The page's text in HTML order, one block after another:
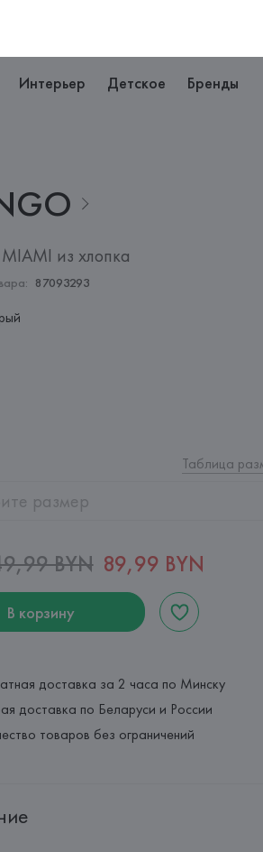
Интерьер Детское Бренды
из хлопка
87093293
Таблица
размер
BYN 89,99 BYN
В корзину
доставка за 2 часа по Минску
доставка по Беларуси и России
товаров без ограничений